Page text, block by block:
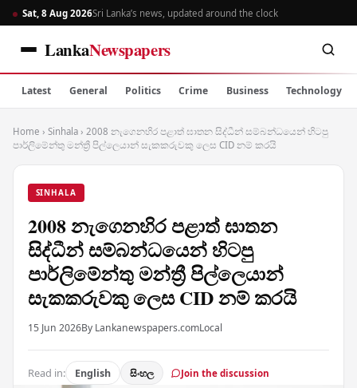
Sat, 8 Aug 2026Sri Lanka’s news, updated around the clock
LankaNewspapers
Latest General Politics Crime Business Technology
Home › Sinhala › 2008 නැගෙනහිර පළාත් ඝාතන සිද්ධීන් සම්බන්ධයෙන් හිටපු
පාර්ලිමේන්තු මන්ත්‍රී පිල්ලෙයාන් සැකකරුවකු ලෙස CID නම් කරයි
SINHALA
2008 නැගෙනහිර පළාත් ඝාතන
සිද්ධීන් සම්බන්ධයෙන් හිටපු
පාර්ලිමේන්තු මන්ත්‍රී පිල්ලෙයාන්
සැකකරුවකු ලෙස CID නම් කරයි
15 Jun 2026By Lankanewspapers.comLocal
Read in: English සිංහල Join the discussion